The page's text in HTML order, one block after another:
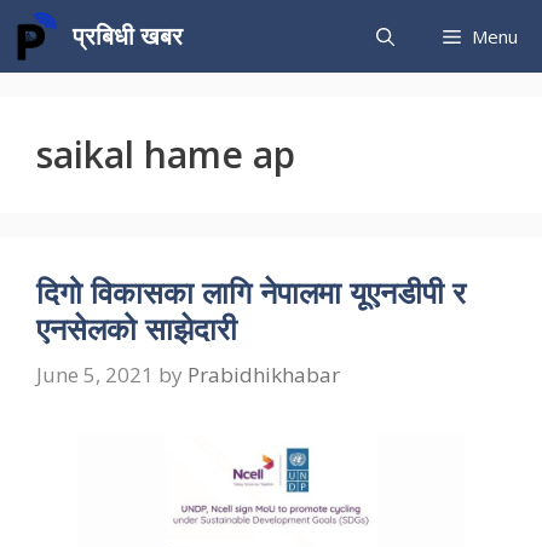
Skip
content
प्रबिधी खबर Menu
saikal hame ap
दिगो विकासका लागि नेपालमा यूएनडीपी र
एनसेलको साझेदारी
June 5, 2021 by Prabidhikhabar